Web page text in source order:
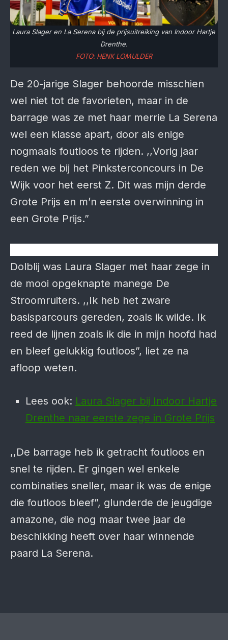
Laura Slager en La Serena bij de prijsuitreiking van Indoor Hartje
Drenthe.
FOTO: HENK LOMULDER
De 20-jarige Slager behoorde misschien
wel niet tot de favorieten, maar in de
barrage was ze met haar merrie La Serena
wel een klasse apart, door als enige
nogmaals foutloos te rijden. ,,Vorig jaar
reden we bij het Pinksterconcours in De
Wijk voor het eerst Z. Dit was mijn derde
Grote Prijs en m’n eerste overwinning in
een Grote Prijs.”
Dolblij was Laura Slager met haar zege in
de mooi opgeknapte manege De
Stroomruiters. ,,Ik heb het zware
basisparcours gereden, zoals ik wilde. Ik
reed de lijnen zoals ik die in mijn hoofd had
en bleef gelukkig foutloos”, liet ze na
afloop weten.
Lees ook: Laura Slager bij Indoor Hartje
Drenthe naar eerste zege in Grote Prijs
,,De barrage heb ik getracht foutloos en
snel te rijden. Er gingen wel enkele
combinaties sneller, maar ik was de enige
die foutloos bleef”, glunderde de jeugdige
amazone, die nog maar twee jaar de
beschikking heeft over haar winnende
paard La Serena.